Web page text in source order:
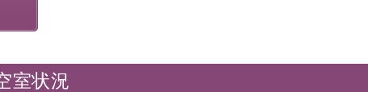
室状況